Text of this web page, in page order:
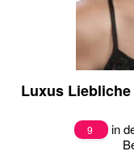
Luxus
9
in